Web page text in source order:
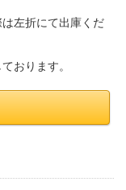
左折にて出庫くだ
おります。